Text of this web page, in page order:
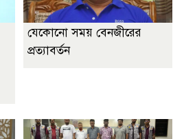
যেকোনো সময় বেনজীরের
প্রত্যাবর্তন